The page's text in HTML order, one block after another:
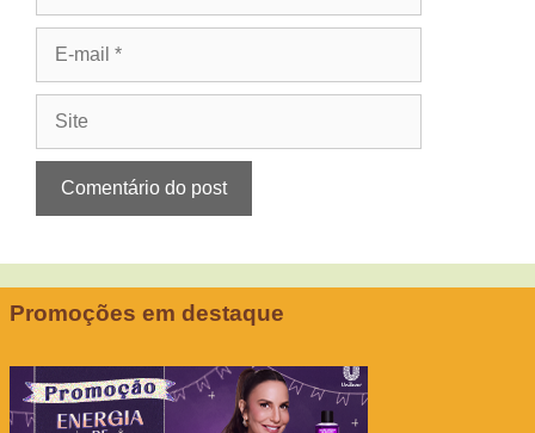
Promoções em destaque